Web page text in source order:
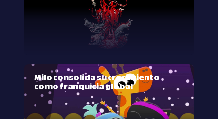
Milo consolida su crecimiento
como franquicia global